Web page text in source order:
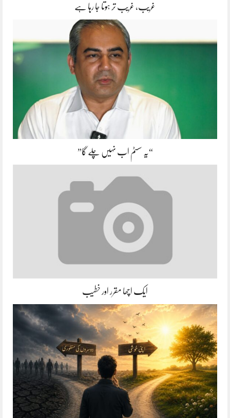
غریب، غریب تر ہوتا جا رہا ہے
“یہ سسٹم اب نہیں چلے گا”
ایک اچھا مقرر اور خطیب